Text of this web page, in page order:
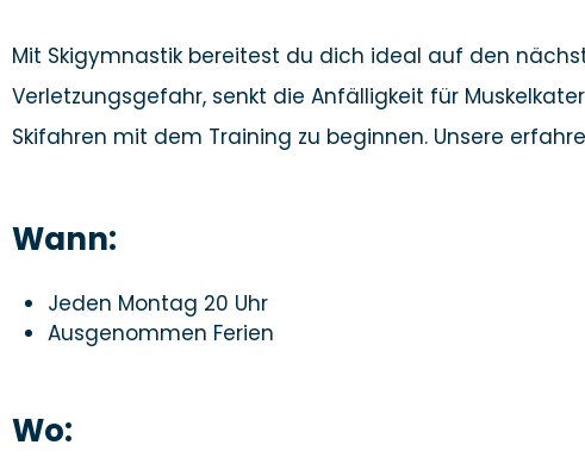
Mit Skigymnastik bereitest du dich ideal auf den
Verletzungsgefahr, senkt die Anfälligkeit für
Skifahren mit dem Training zu beginnen. Unsere
Wann:
Jeden Montag 20 Uhr
Ausgenommen Ferien
Wo: